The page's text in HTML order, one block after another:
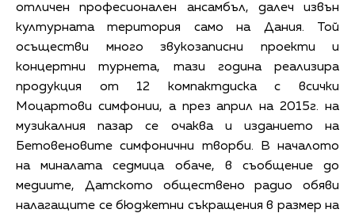
отличен професионален ансамбъл, далеч извън
културната територия само на Дания. Той
осъществи много звукозаписни проекти и
концертни турнета, тази година реализира
продукция от 12 компактдиска с всички
Моцартови симфонии, а през април на 2015г. на
музикалния пазар се очаква и изданието на
Бетовеновите симфонични творби. В началото
на миналата седмица обаче, в съобщение до
медиите, Датското обществено радио обяви
налагащите се бюджетни съкращения в размер на